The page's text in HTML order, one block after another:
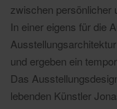
zwischen persönlicher
In einer eigens für die
und ergeben ein
Das
lebenden Künstler